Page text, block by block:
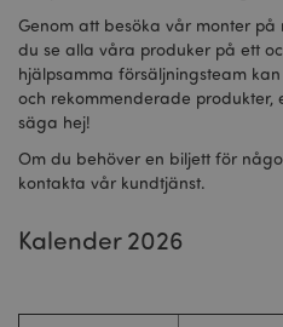
Genom att besöka vår monter
du se alla våra produker på ett
hjälpsamma försäljningsteam
och rekommenderade
säga hej!
Om du behöver en biljett för
kontakta vår kundtjänst.
Kalender 2026